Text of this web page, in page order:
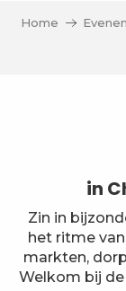
Home
in
Zin in
het ritme
markten,
Welkom bij